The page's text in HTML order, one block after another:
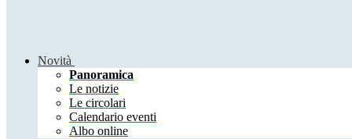
Novità
Panoramica
Le notizie
Le circolari
Calendario eventi
Albo online